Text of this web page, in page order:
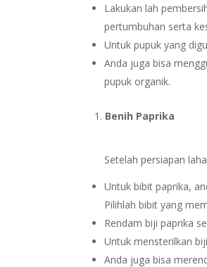
Lakukan lah
pertumbuhan serta
Untuk pupuk yang
Anda juga bisa
pupuk organik.
Benih Paprika
Setelah persiapan
Untuk bibit paprika,
Pilihlah bibit yang
Rendam biji paprika
Untuk mensterilkan
Anda juga bisa